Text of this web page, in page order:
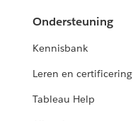
Ondersteuning
Kennisbank
Leren en certificering
Tableau Help